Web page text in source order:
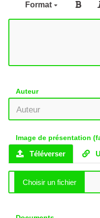
Format
Auteur
Image de présentation
Téléverser